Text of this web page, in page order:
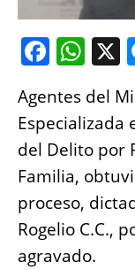
F
c
e
b
o
o
k
W
h
at
s
A
p
p
Agentes del
Especializada
del Delito por
Familia,
proceso,
Rogelio C.C.,
agravado.